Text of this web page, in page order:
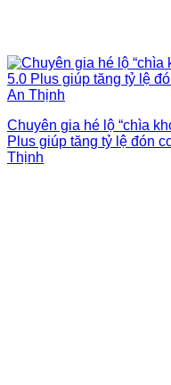
Chuyên gia hé lộ “chìa
Plus giúp tăng tỷ lệ đón
Thịnh